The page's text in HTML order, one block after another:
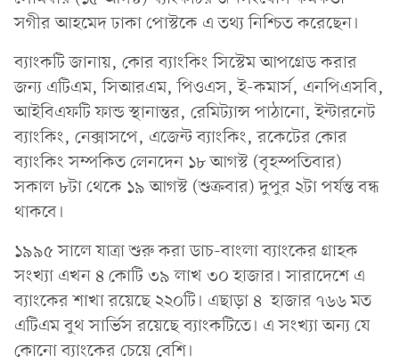
সগীর আহমেদ ঢাকা পোস্টকে এ তথ্য নিশ্চিত করেছেন।
ব্যাংকটি জানায়, কোর ব্যাংকিং সিস্টেম আপগ্রেড করার
জন্য এটিএম, সিআরএম, পিওএস, ই-কমার্স, এনপিএসবি,
আইবিএফটি ফান্ড স্থানান্তর, রেমিট্যান্স পাঠানো, ইন্টারনেট
ব্যাংকিং, নেক্সাসপে, এজেন্ট ব্যাংকিং, রকেটের কোর
ব্যাংকিং সম্পকিত লেনদেন ১৮ আগস্ট (বৃহস্পতিবার)
সকাল ৮টা থেকে ১৯ আগস্ট (শুক্রবার) দুপুর ২টা পর্যন্ত বন্ধ
থাকবে।
১৯৯৫ সালে যাত্রা শুরু করা ডাচ-বাংলা ব্যাংকের গ্রাহক
সংখ্যা এখন ৪ কোটি ৩৯ লাখ ৩০ হাজার। সারাদেশে এ
ব্যাংকের শাখা রয়েছে ২২০টি। এছাড়া ৪ হাজার ৭৬৬ মত
এটিএম বুথ সার্ভিস রয়েছে ব্যাংকটিতে। এ সংখ্যা অন্য যে
কোনো ব্যাংকের চেয়ে বেশি।